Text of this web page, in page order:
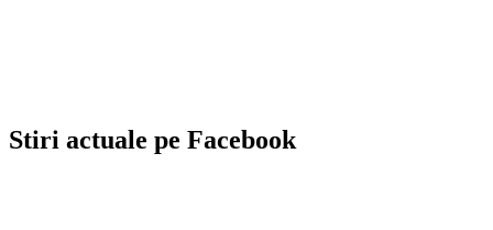
Stiri actuale pe Facebook